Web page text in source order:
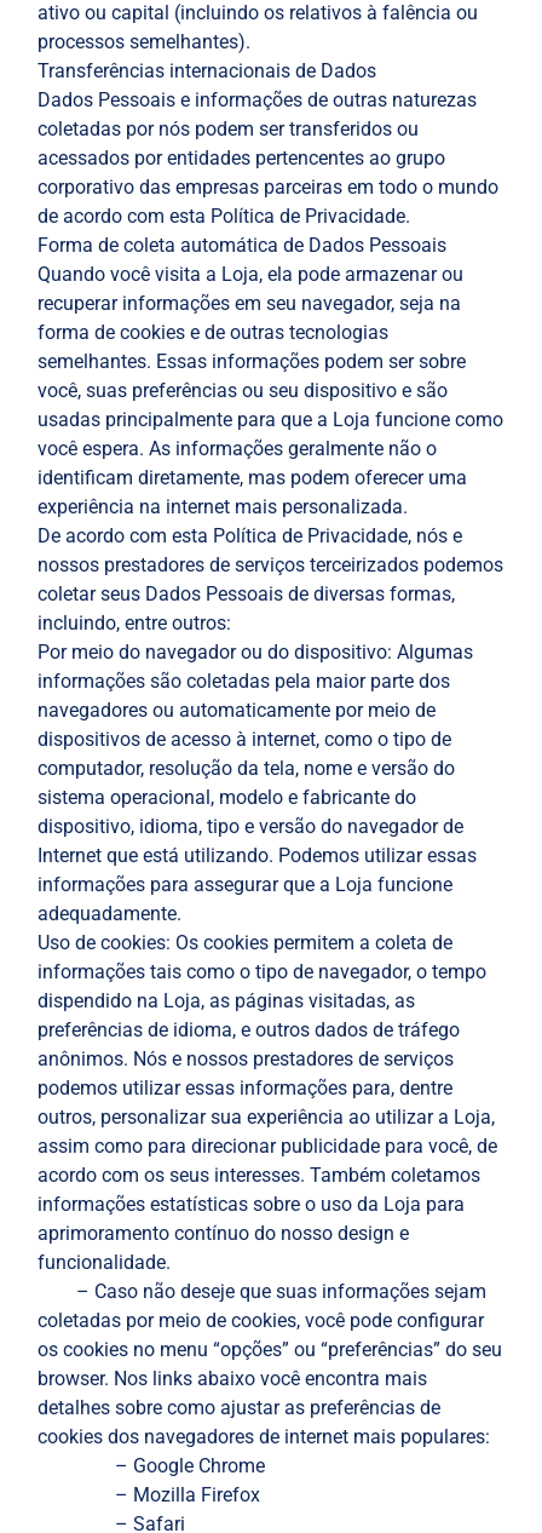
ativo ou capital (incluindo os relativos à falência ou
processos semelhantes).
Transferências internacionais de Dados
Dados Pessoais e informações de outras naturezas
coletadas por nós podem ser transferidos ou
acessados por entidades pertencentes ao grupo
corporativo das empresas parceiras em todo o mundo
de acordo com esta Política de Privacidade.
Forma de coleta automática de Dados Pessoais
Quando você visita a Loja, ela pode armazenar ou
recuperar informações em seu navegador, seja na
forma de cookies e de outras tecnologias
semelhantes. Essas informações podem ser sobre
você, suas preferências ou seu dispositivo e são
usadas principalmente para que a Loja funcione como
você espera. As informações geralmente não o
identificam diretamente, mas podem oferecer uma
experiência na internet mais personalizada.
De acordo com esta Política de Privacidade, nós e
nossos prestadores de serviços terceirizados podemos
coletar seus Dados Pessoais de diversas formas,
incluindo, entre outros:
Por meio do navegador ou do dispositivo: Algumas
informações são coletadas pela maior parte dos
navegadores ou automaticamente por meio de
dispositivos de acesso à internet, como o tipo de
computador, resolução da tela, nome e versão do
sistema operacional, modelo e fabricante do
dispositivo, idioma, tipo e versão do navegador de
Internet que está utilizando. Podemos utilizar essas
informações para assegurar que a Loja funcione
adequadamente.
Uso de cookies: Os cookies permitem a coleta de
informações tais como o tipo de navegador, o tempo
dispendido na Loja, as páginas visitadas, as
preferências de idioma, e outros dados de tráfego
anônimos. Nós e nossos prestadores de serviços
podemos utilizar essas informações para, dentre
outros, personalizar sua experiência ao utilizar a Loja,
assim como para direcionar publicidade para você, de
acordo com os seus interesses. Também coletamos
informações estatísticas sobre o uso da Loja para
aprimoramento contínuo do nosso design e
funcionalidade.
– Caso não deseje que suas informações sejam
coletadas por meio de cookies, você pode configurar
os cookies no menu “opções” ou “preferências” do seu
browser. Nos links abaixo você encontra mais
detalhes sobre como ajustar as preferências de
cookies dos navegadores de internet mais populares:
– Google Chrome
– Mozilla Firefox
– Safari